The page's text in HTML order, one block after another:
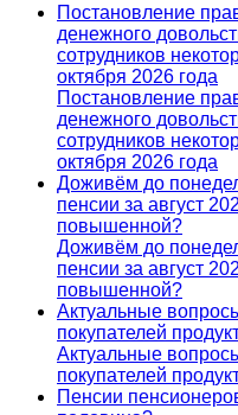
Постановление
денежного
сотрудников
октября 2026 года
Постановление
денежного
сотрудников
октября 2026 года
Доживём до
пенсии за август
повышенной?
Доживём до
пенсии за август
повышенной?
Актуальные
покупателей
Актуальные
покупателей
Пенсии